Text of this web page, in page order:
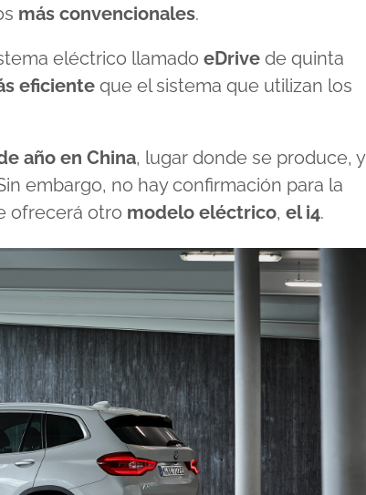
más convencionales.
eléctrico llamado eDrive de quinta
eficiente que el sistema que utilizan los
año en China, lugar donde se produce, y
embargo, no hay confirmación para la
ofrecerá otro modelo eléctrico, el i4.